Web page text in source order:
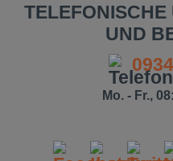
UND
Mo. - Fr.,